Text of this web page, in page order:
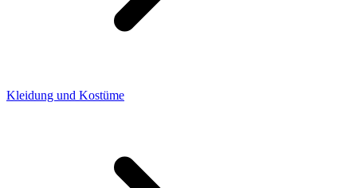
Kleidung und Kostüme